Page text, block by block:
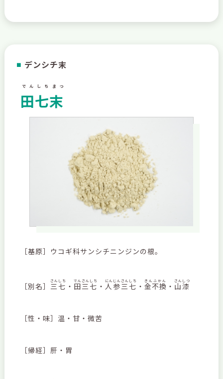
■ デンシチ末
田七末
でんしちまつ
［基原］ウコギ科サンシチニンジンの根。
［別名］ 三七
さんしち
・ 田三七
でんさんしち
・ 人参三七
にんじんさんしち
・ 金不換
きんふかん
・ 山漆
さんしつ
［性・味］温・甘・微苦
［帰経］肝・胃